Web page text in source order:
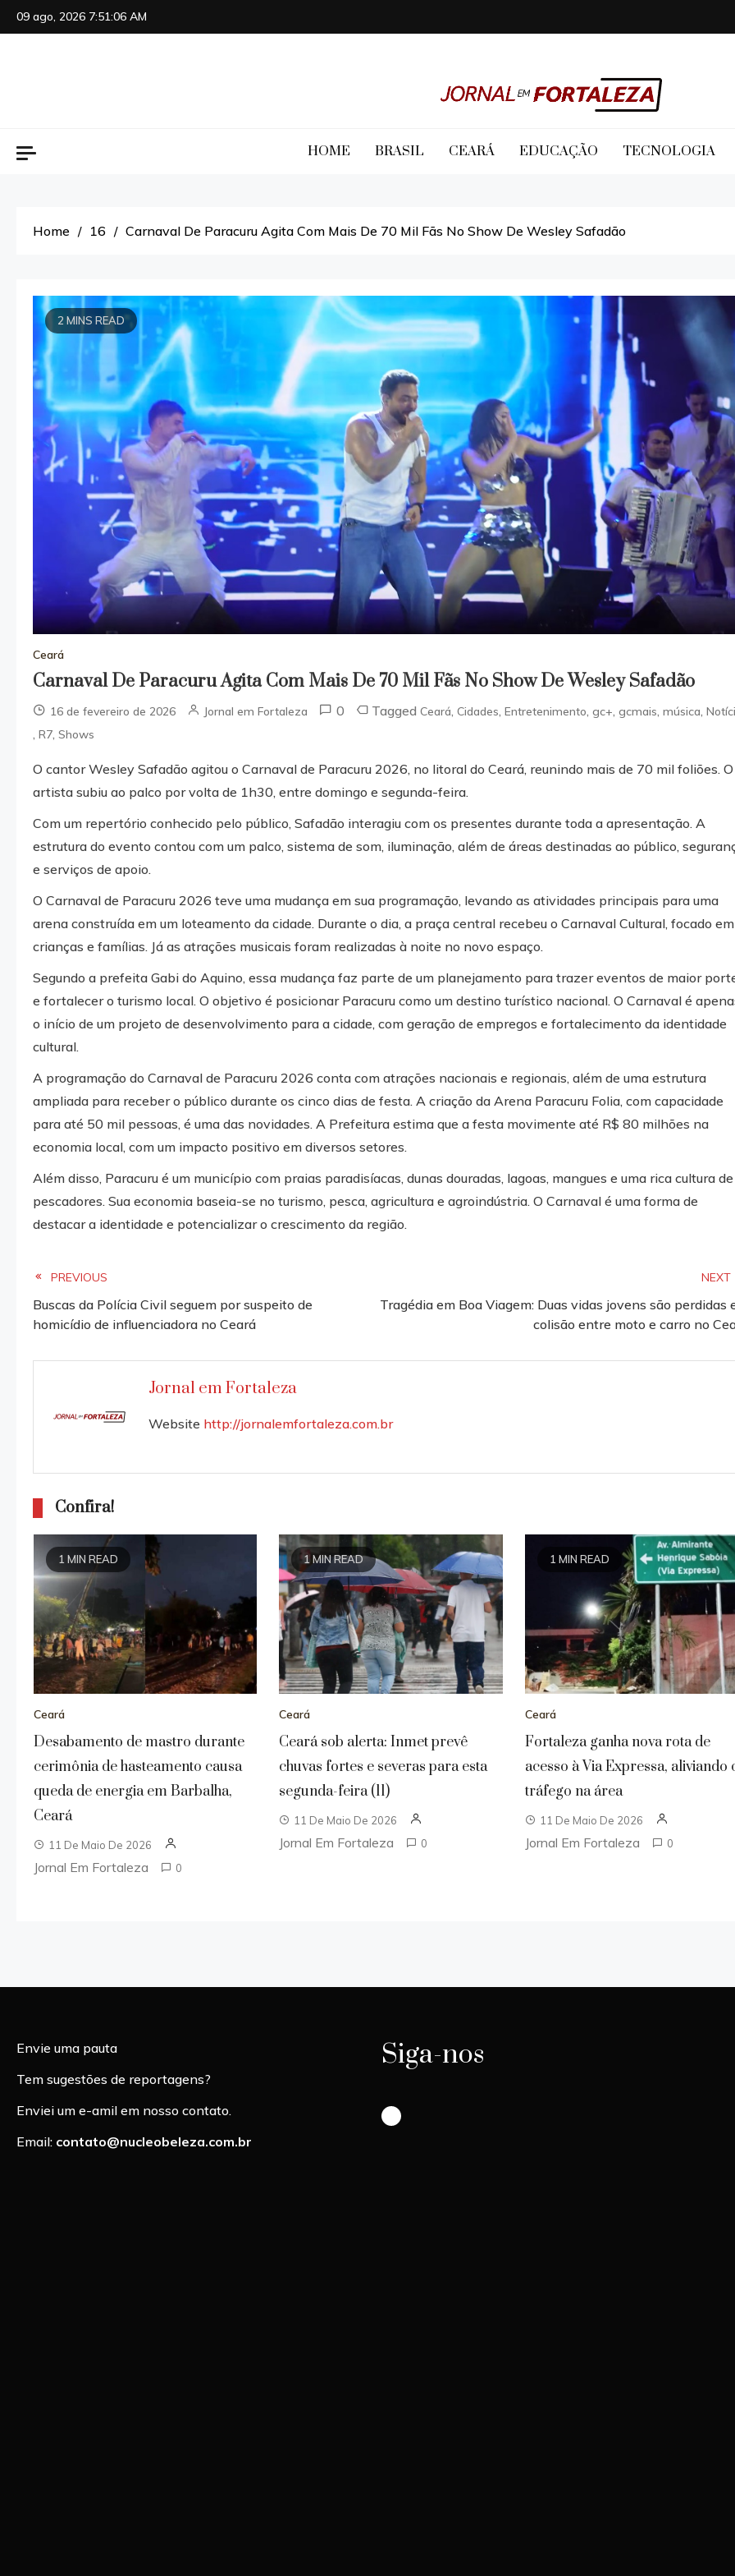
Skip
to
09 ago, 2026 7:51:07 AM
Jornal em Fortaleza
HOME BRASIL CEARÁ EDUCAÇÃO TECNOLOGIA
Home 16 Carnaval De Paracuru Agita Com Mais De 70 Mil Fãs No Show De Wesley Safadão
2 MINS READ
Ceará
Carnaval De Paracuru Agita Com Mais De 70 Mil Fãs No Show De Wesley Safadão
16 de fevereiro de 2026 Jornal em Fortaleza 0 Tagged Ceará, Cidades, Entretenimento, gc+, gcmais, música,
, R7, Shows
O cantor Wesley Safadão agitou o Carnaval de Paracuru 2026, no litoral do Ceará, reunindo mais de 70 mil foliões. O
artista subiu ao palco por volta de 1h30, entre domingo e segunda-feira.
Com um repertório conhecido pelo público, Safadão interagiu com os presentes durante toda a apresentação. A
estrutura do evento contou com um palco, sistema de som, iluminação, além de áreas destinadas ao público,
e serviços de apoio.
O Carnaval de Paracuru 2026 teve uma mudança em sua programação, levando as atividades principais para uma
arena construída em um loteamento da cidade. Durante o dia, a praça central recebeu o Carnaval Cultural, focado em
crianças e famílias. Já as atrações musicais foram realizadas à noite no novo espaço.
Segundo a prefeita Gabi do Aquino, essa mudança faz parte de um planejamento para trazer eventos de maior
e fortalecer o turismo local. O objetivo é posicionar Paracuru como um destino turístico nacional. O Carnaval é
o início de um projeto de desenvolvimento para a cidade, com geração de empregos e fortalecimento da identidade
cultural.
A programação do Carnaval de Paracuru 2026 conta com atrações nacionais e regionais, além de uma estrutura
ampliada para receber o público durante os cinco dias de festa. A criação da Arena Paracuru Folia, com capacidade
para até 50 mil pessoas, é uma das novidades. A Prefeitura estima que a festa movimente até R$ 80 milhões na
economia local, com um impacto positivo em diversos setores.
Além disso, Paracuru é um município com praias paradisíacas, dunas douradas, lagoas, mangues e uma rica cultura de
pescadores. Sua economia baseia-se no turismo, pesca, agricultura e agroindústria. O Carnaval é uma forma de
destacar a identidade e potencializar o crescimento da região.
Read
more
articles
PREVIOUS
Buscas da Polícia Civil seguem por suspeito de
homicídio de influenciadora no Ceará
NEXT
Tragédia em Boa Viagem: Duas vidas jovens são perdidas
colisão entre moto e carro no
Jornal em Fortaleza
Website http://jornalemfortaleza.com.br
Confira!
1 MIN READ
Ceará
Desabamento de mastro durante
cerimônia de hasteamento causa
queda de energia em Barbalha,
Ceará
11 De Maio De 2026
Jornal Em Fortaleza 0
1 MIN READ
Ceará
Ceará sob alerta: Inmet prevê
chuvas fortes e severas para esta
segunda-feira (11)
11 De Maio De 2026
Jornal Em Fortaleza 0
1 MIN READ
Ceará
Fortaleza ganha nova rota de
acesso à Via Expressa, aliviando
tráfego na área
11 De Maio De 2026
Jornal Em Fortaleza 0
Envie uma pauta
Tem sugestões de reportagens?
Enviei um e-amil em nosso contato.
Email: contato@nucleobeleza.com.br
Siga-nos
Instagram